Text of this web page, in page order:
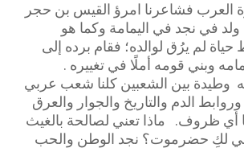
العرب فشاعرنا امرؤ القيس بن حجر
في نجد في اليمامة وكما هو
لم يرُق لوالده؛ فقام برده إلى
وبني قومه أملًا في تغييره .
وطيدة بين الشعبين كلنا شعب عربي
الدم والتاريخ والجوار والعرق
أي ظروف. ماذا تعني لصالحة بالغيث
لكِ حضرموت؟ نجد الوطن والحب